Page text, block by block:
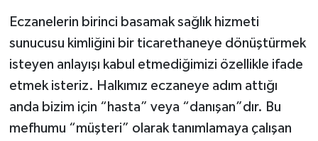
Eczanelerin birinci basamak sağlık hizmeti
sunucusu kimliğini bir ticarethaneye dönüştürmek
isteyen anlayışı kabul etmediğimizi özellikle ifade
etmek isteriz. Halkımız eczaneye adım attığı
anda bizim için “hasta” veya “danışan”dır. Bu
mefhumu “müşteri” olarak tanımlamaya çalışan